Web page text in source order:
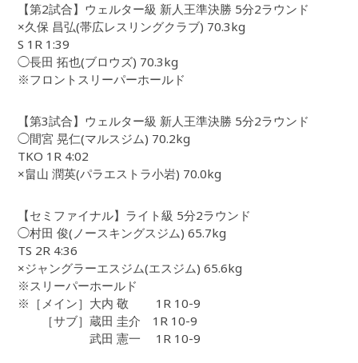
【第2試合】ウェルター級 新人王準決勝 5分2ラウンド
×久保 昌弘(帯広レスリングクラブ) 70.3kg
S 1R 1:39
◯長田 拓也(ブロウズ) 70.3kg
※フロントスリーパーホールド
【第3試合】ウェルター級 新人王準決勝 5分2ラウンド
◯間宮 晃仁(マルスジム) 70.2kg
TKO 1R 4:02
×畠山 潤英(パラエストラ小岩) 70.0kg
【セミファイナル】ライト級 5分2ラウンド
◯村田 俊(ノースキングスジム) 65.7kg
TS 2R 4:36
×ジャングラーエスジム(エスジム) 65.6kg
※スリーパーホールド
※［メイン］大内 敬 1R 10-9
［サブ］蔵田 圭介 1R 10-9
武田 憲一 1R 10-9